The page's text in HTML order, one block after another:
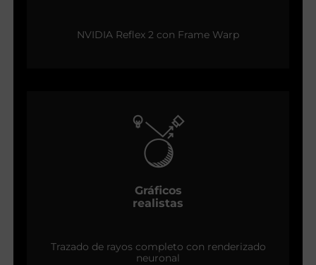
NVIDIA Reflex 2 con Frame Warp
Gráficos
realistas
Trazado de rayos completo con renderizado
neuronal